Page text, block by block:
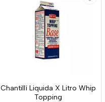
Chantillí Liquida X Litro Whip
Topping